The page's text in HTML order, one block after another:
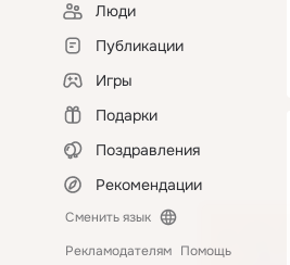
Люди
Публикации
Игры
Подарки
Поздравления
Рекомендации
Сменить язык
Рекламодателям Помощь